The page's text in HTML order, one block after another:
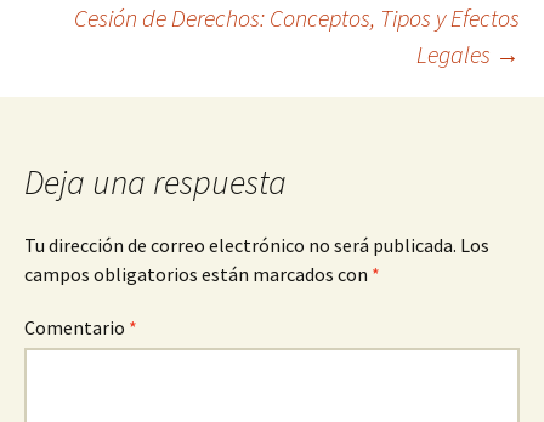
entradas
Cesión de Derechos: Conceptos, Tipos y Efectos
Legales →
Deja una respuesta
Tu dirección de correo electrónico no será publicada. Los
campos obligatorios están marcados con *
Comentario *